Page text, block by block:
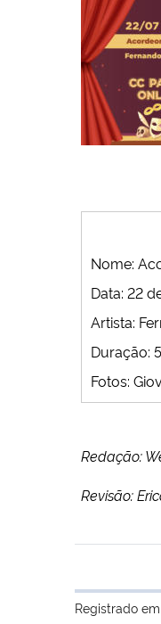
Nome:
Data: 22
Artista:
Duração:
Fotos:
Redação:
Revisão:
Registrado em